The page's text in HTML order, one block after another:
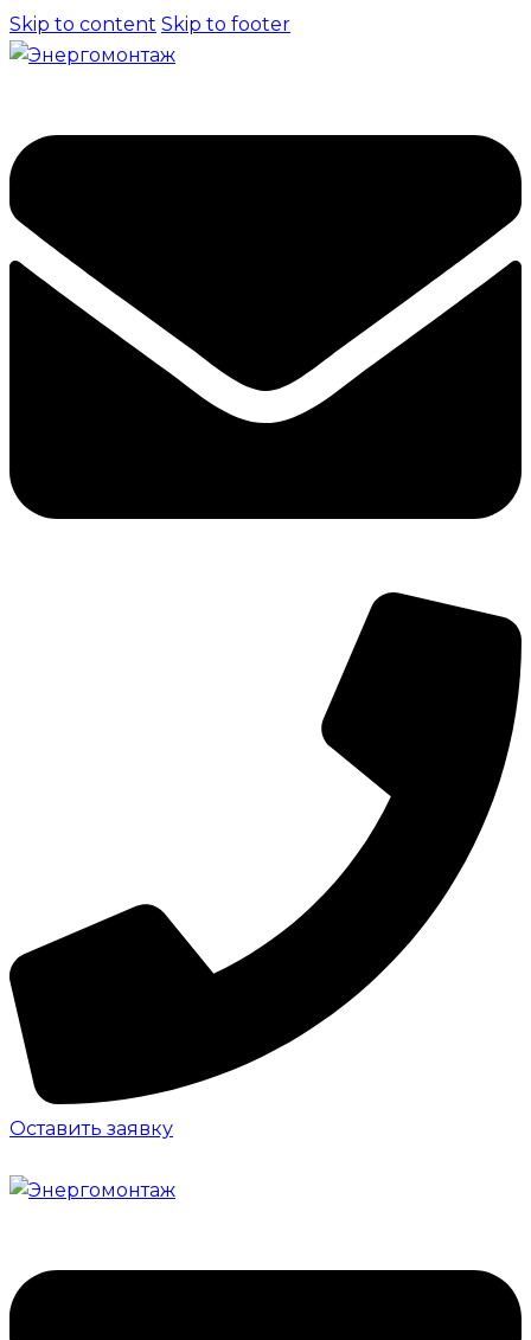
Skip to content Skip to footer
Оставить заявку